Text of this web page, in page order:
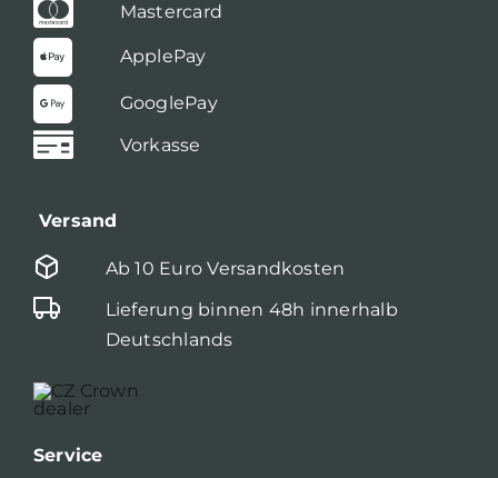
Mastercard
ApplePay
GooglePay
Vorkasse
Versand
Ab 10 Euro Versandkosten
Lieferung binnen 48h innerhalb
Deutschlands
Service